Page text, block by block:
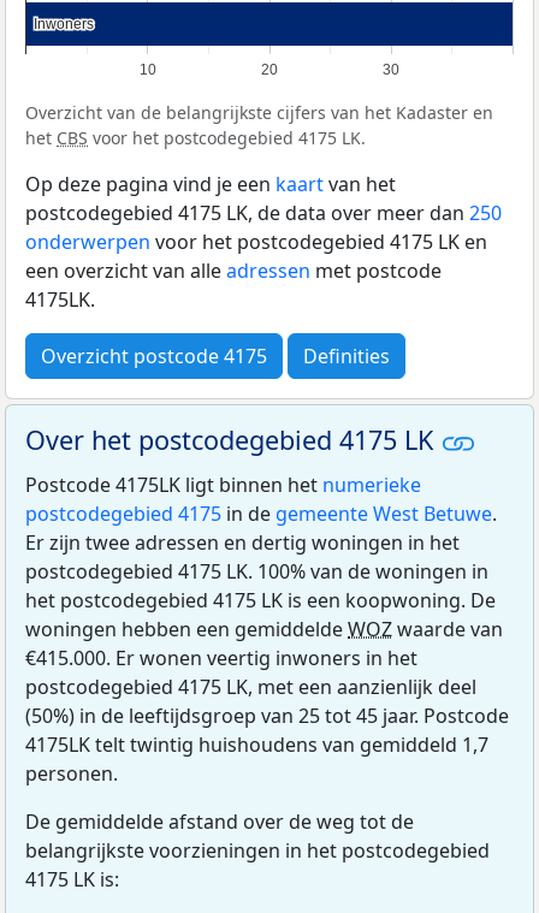
10 20 30
Inwoners
Inwoners
Overzicht van de belangrijkste cijfers van het Kadaster en
het CBS voor het postcodegebied 4175 LK.
Op deze pagina vind je een kaartvan het
postcodegebied 4175 LK, de data over meer dan 250
onderwerpen voor het postcodegebied 4175 LK en
een overzicht van alleadressen met postcode
4175LK.
Overzicht postcode 4175 Definities
Over het postcodegebied 4175 LK
Postcode 4175LK ligt binnen het numerieke
postcodegebied 4175 in de gemeente West Betuwe.
Er zijn twee adressen en dertig woningen in het
postcodegebied 4175 LK. 100% van de woningen in
het postcodegebied 4175 LK is een koopwoning. De
woningen hebben een gemiddeldeWOZwaarde van
€415.000. Er wonen veertig inwoners in het
postcodegebied 4175 LK, met een aanzienlijk deel
(50%) in de leeftijdsgroep van 25 tot 45 jaar. Postcode
4175LK telt twintig huishoudens van gemiddeld 1,7
personen.
De gemiddelde afstand over de weg tot de
belangrijkste voorzieningen in het postcodegebied
4175 LK is: